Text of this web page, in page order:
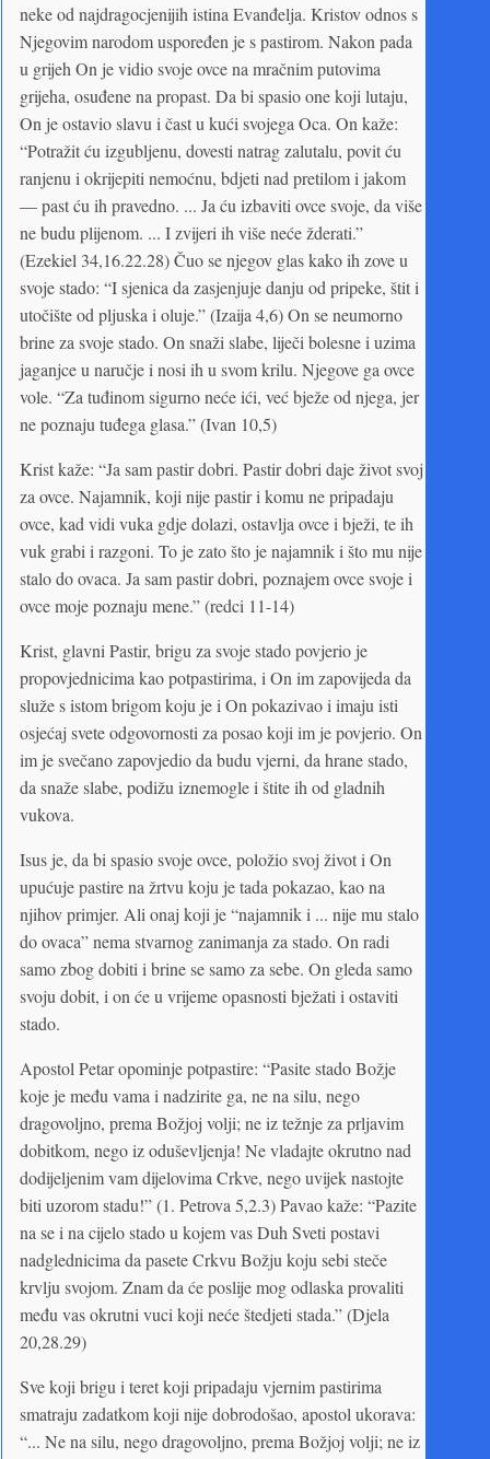
neke od najdragocjenijih istina Evanđelja. Kristov odnos s
Njegovim narodom uspoređen je s pastirom. Nakon pada
u grijeh On je vidio svoje ovce na mračnim putovima
grijeha, osuđene na propast. Da bi spasio one koji lutaju,
On je ostavio slavu i čast u kući svojega Oca. On kaže:
“Potražit ću izgubljenu, dovesti natrag zalutalu, povit ću
ranjenu i okrijepiti nemoćnu, bdjeti nad pretilom i jakom
— past ću ih pravedno. ... Ja ću izbaviti ovce svoje, da više
ne budu plijenom. ... I zvijeri ih više neće žderati.”
(Ezekiel 34,16.22.28) Čuo se njegov glas kako ih zove u
svoje stado: “I sjenica da zasjenjuje danju od pripeke, štit i
utočište od pljuska i oluje.” (Izaija 4,6) On se neumorno
brine za svoje stado. On snaži slabe, liječi bolesne i uzima
jaganjce u naručje i nosi ih u svom krilu. Njegove ga ovce
vole. “Za tuđinom sigurno neće ići, već bježe od njega, jer
ne poznaju tuđega glasa.” (Ivan 10,5)
Krist kaže: “Ja sam pastir dobri. Pastir dobri daje život svoj
za ovce. Najamnik, koji nije pastir i komu ne pripadaju
ovce, kad vidi vuka gdje dolazi, ostavlja ovce i bježi, te ih
vuk grabi i razgoni. To je zato što je najamnik i što mu nije
stalo do ovaca. Ja sam pastir dobri, poznajem ovce svoje i
ovce moje poznaju mene.” (redci 11-14)
Krist, glavni Pastir, brigu za svoje stado povjerio je
propovjednicima kao potpastirima, i On im zapovijeda da
služe s istom brigom koju je i On pokazivao i imaju isti
osjećaj svete odgovornosti za posao koji im je povjerio. On
im je svečano zapovjedio da budu vjerni, da hrane stado,
da snaže slabe, podižu iznemogle i štite ih od gladnih
vukova.
Isus je, da bi spasio svoje ovce, položio svoj život i On
upućuje pastire na žrtvu koju je tada pokazao, kao na
njihov primjer. Ali onaj koji je “najamnik i ... nije mu stalo
do ovaca” nema stvarnog zanimanja za stado. On radi
samo zbog dobiti i brine se samo za sebe. On gleda samo
svoju dobit, i on će u vrijeme opasnosti bježati i ostaviti
stado.
Apostol Petar opominje potpastire: “Pasite stado Božje
koje je među vama i nadzirite ga, ne na silu, nego
dragovoljno, prema Božjoj volji; ne iz težnje za prljavim
dobitkom, nego iz oduševljenja! Ne vladajte okrutno nad
dodijeljenim vam dijelovima Crkve, nego uvijek nastojte
biti uzorom stadu!” (1. Petrova 5,2.3) Pavao kaže: “Pazite
na se i na cijelo stado u kojem vas Duh Sveti postavi
nadglednicima da pasete Crkvu Božju koju sebi steče
krvlju svojom. Znam da će poslije mog odlaska provaliti
među vas okrutni vuci koji neće štedjeti stada.” (Djela
20,28.29)
Sve koji brigu i teret koji pripadaju vjernim pastirima
smatraju zadatkom koji nije dobrodošao, apostol ukorava:
“... Ne na silu, nego dragovoljno, prema Božjoj volji; ne iz